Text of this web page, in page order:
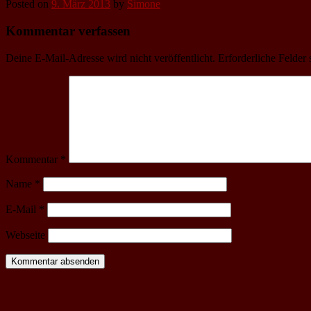
Posted on 9. März 2013 by Simone
Kommentar verfassen
Deine E-Mail-Adresse wird nicht veröffentlicht. Erforderliche Felder
Kommentar *
Name *
E-Mail *
Webseite